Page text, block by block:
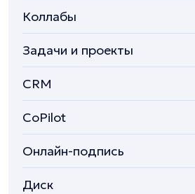
Коллабы
Задачи и проекты
CRM
CoPilot
Онлайн-подпись
Диск